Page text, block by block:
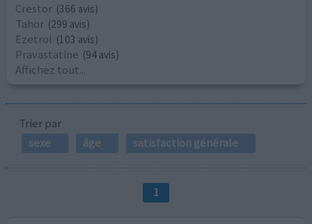
Crestor (366 avis)
Tahor (299 avis)
Ezetrol (103 avis)
Pravastatine (94 avis)
Affichez tout...
Trier par
sexe
âge satisfaction générale
1